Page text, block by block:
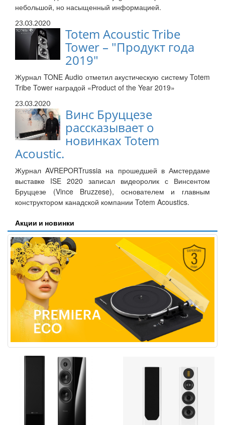
небольшой, но насыщенный информацией.
23.03.2020
Totem Acoustic Tribe
Tower – "Продукт года
2019"
Журнал TONE Audio отметил акустическую систему Totem
Tribe Tower наградой «Product of the Year 2019»
23.03.2020
Винс Бруццезе
рассказывает о
новинках Totem
Acoustic.
Журнал AVREPORTrussia на прошедшей в Амстердаме
выставке ISE 2020 записал видеоролик с Винсентом
Бруццезе (Vince Bruzzese), основателем и главным
конструктором канадской компании Totem Acoustics.
Акции и новинки